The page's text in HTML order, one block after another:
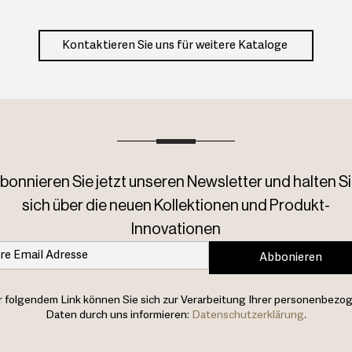
Kontaktieren Sie uns für weitere Kataloge
Sie jetzt unseren Newsletter und halten
sich über die neuen Kollektionen und Produkt-
Innovationen
Abbonieren
folgendem Link können Sie sich zur Verarbeitung Ihrer
Daten durch uns informieren: Datenschutzerklärung.